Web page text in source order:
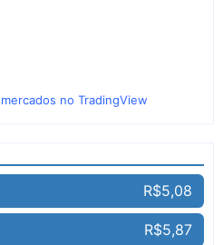
no TradingView
R$5,08
R$5,87